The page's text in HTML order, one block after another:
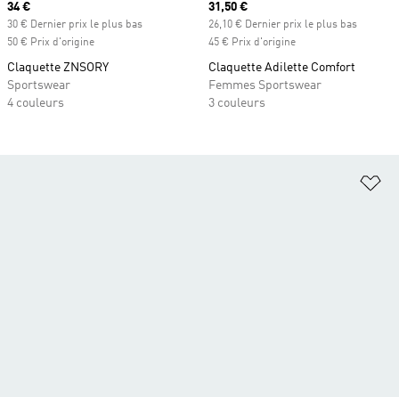
Prix actuel
34 €
30 € Dernier prix le plus bas
50 € Prix d'origine
Claquette ZNSORY
Sportswear
4 couleurs
Prix actuel
31,50 €
26,10 € Dernier prix le plus bas
45 € Prix d'origine
Claquette Adilette Comfort
Femmes Sportswear
3 couleurs